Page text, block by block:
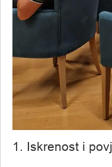
1. Iskrenost i